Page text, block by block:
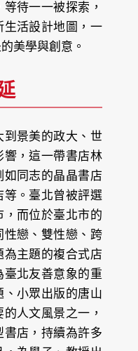
待一一被探索，
生活設計地圖，一
美學與創意。
到景美的政大、世
響，這一帶書店林
如同志的晶晶書店
等。臺北曾被評選
而位於臺北市的
性戀、雙性戀、跨
主題的複合式店
臺北友善意象的重
、小眾出版的唐山
人文風景之一，
書店，持續為許多